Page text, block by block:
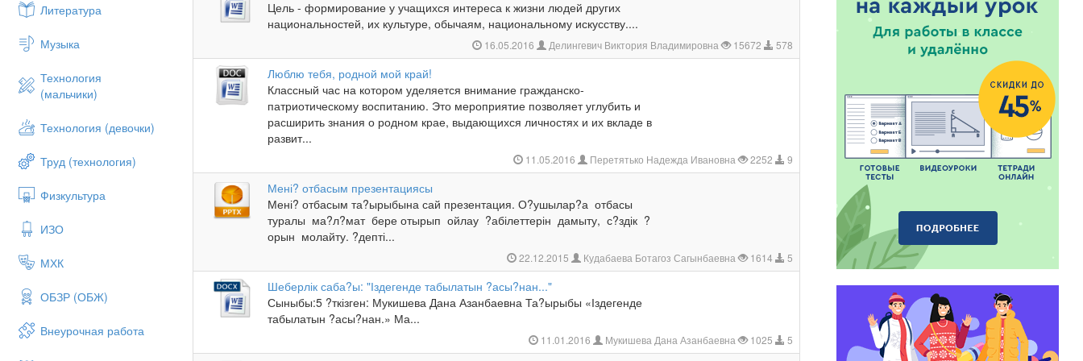
Литература
Музыка
Технология
(мальчики)
Технология (девочки)
Труд (технология)
Физкультура
ИЗО
МХК
ОБЗР (ОБЖ)
Внеурочная работа
Цель - формирование у учащихся интереса к жизни людей других
национальностей, их культуре, обычаям, национальному искусству....
16.05.2016 Делингевич Виктория Владимировна 15672 578
Люблю тебя, родной мой край!
Классный час на котором уделяется внимание гражданско-
патриотическому воспитанию. Это мероприятие позволяет углубить и
расширить знания о родном крае, выдающихся личностях и их вкладе в
развит...
11.05.2016 Перетятько Надежда Ивановна 2252 9
Мені? отбасым презентациясы
Мені? отбасым та?ырыбына сай презентация. О?ушылар?а отбасы
туралы ма?л?мат бере отырып ойлау ?абілеттерін дамыту, с?здік ?
орын молайту. ?депті...
22.12.2015 Кудабаева Ботагоз Сагынбаевна 1614 5
Шеберлік саба?ы: "Іздегенде табылатын ?асы?нан..."
Сыныбы:5 ?ткізген: Мукишева Дана Азанбаевна Та?ырыбы «Іздегенде
табылатын ?асы?нан.» Ма...
11.01.2016 Мукишева Дана Азанбаевна 1025 5